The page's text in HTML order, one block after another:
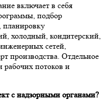
включает в себя
подбор
планировку
холодный, кондитерский,
сетей,
производства. Отдельное
рабочих потоков и
с надзорными органами?